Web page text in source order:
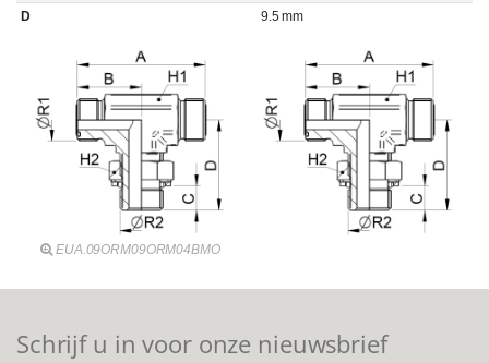
D
9.5 mm
EUA.09ORM09ORM04BMO
Schrijf u in voor onze nieuwsbrief